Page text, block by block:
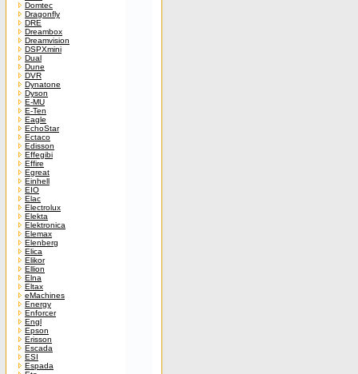
Domtec
Dragonfly
DRE
Dreambox
Dreamvision
DSPXmini
Dual
Dune
DVR
Dynatone
Dyson
E-MU
E-Ten
Eagle
EchoStar
Ectaco
Edisson
Effegibi
Effire
Egreat
Einhell
EIO
Elac
Electrolux
Elekta
Elektronica
Elemax
Elenberg
Elica
Elikor
Ellion
Elna
Eltax
eMachines
Energy
Enforcer
Engl
Epson
Erisson
Escada
ESI
Espada